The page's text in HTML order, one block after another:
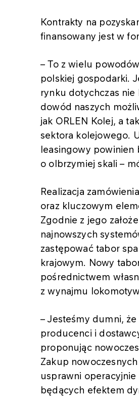
Kontrakty na
finansowany jest w
– To z wielu
polskiej gospodarki.
rynku dotychczas nie
dowód naszych
jak ORLEN Kolej, a
sektora kolejowego.
leasingowy powinien
o olbrzymiej skali –
Realizacja
oraz kluczowym
Zgodnie z jego
najnowszych
zastępować tabor
krajowym. Nowy
pośrednictwem
z wynajmu
– Jesteśmy dumni,
producenci i
proponując
Zakup
usprawni
będących efektem